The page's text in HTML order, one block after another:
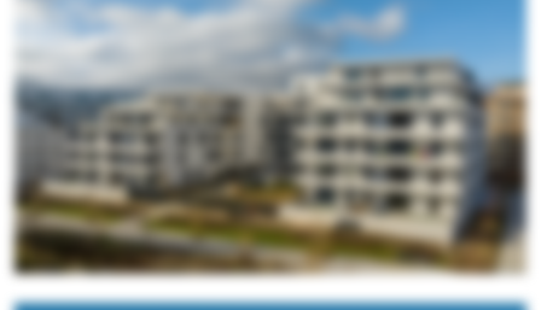
Surface
Coût des travaux HT
Type de mission